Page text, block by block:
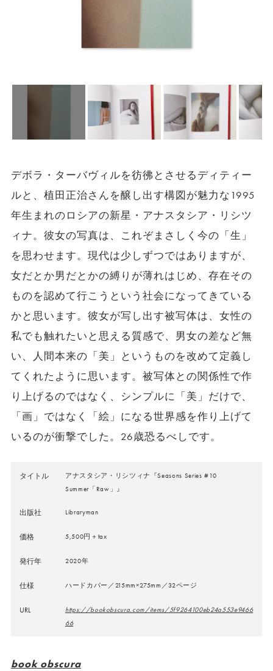
デボラ・ターバヴィルを彷彿とさせるディティー
ルと、植田正治さんを醸し出す構図が魅力な1995
年生まれのロシアの新星・アナスタシア・リシツ
ィナ。彼女の写真は、これぞまさしく今の「生」
を思わせます。現代は少しずつではありますが、
女だとか男だとかの縛りが薄れはじめ、存在その
ものを認めて行こうという社会になってきている
かと思います。彼女が写し出す被写体は、女性の
私でも触れたいと思える質感で、男女の差など無
い、人間本来の「美」というものを改めて定義し
てくれたように思います。被写体との関係性で作
り上げるのではなく、シンプルに「美」だけで、
「画」ではなく「絵」になる世界感を作り上げて
いるのが衝撃でした。26歳恐るべしです。
タイトル
アナスタシア・リシツィナ『Seasons Series #10
Summer「Raw」』
出版社 Libraryman
価格 5,500円＋tax
発行年 2020年
仕様 ハードカバー／215mm×275mm／32ページ
URL
https://bookobscura.com/items/5f9264100eb24a553e9466
66
book obscura